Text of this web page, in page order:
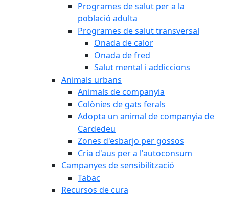
Programes de salut per a la
població adulta
Programes de salut transversal
Onada de calor
Onada de fred
Salut mental i addiccions
Animals urbans
Animals de companyia
Colònies de gats ferals
Adopta un animal de companyia de
Cardedeu
Zones d'esbarjo per gossos
Cria d'aus per a l'autoconsum
Campanyes de sensibilització
Tabac
Recursos de cura